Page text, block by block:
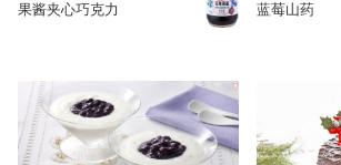
果酱夹心巧克力 蓝莓山药